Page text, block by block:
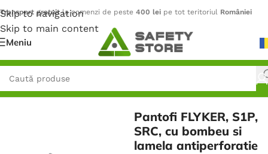
Skip to navigation
Skip to main content
Transport gratuitla comenzi de peste 400 lei pe tot teritoriul României
Meniu
Prima pagină/Încălțăminte
Pantofi FLYKER, S1P,
SRC, cu bombeu si
lamela antiperforatie